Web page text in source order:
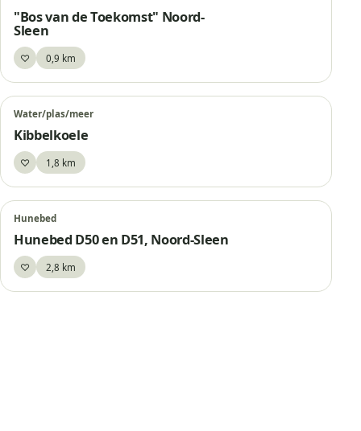
"Bos van de Toekomst" Noord-
Sleen
♡Bewaar0,9 km
Water/plas/meer
Kibbelkoele
♡Bewaar1,8 km
Hunebed
Hunebed D50 en D51, Noord-Sleen
♡Bewaar2,8 km